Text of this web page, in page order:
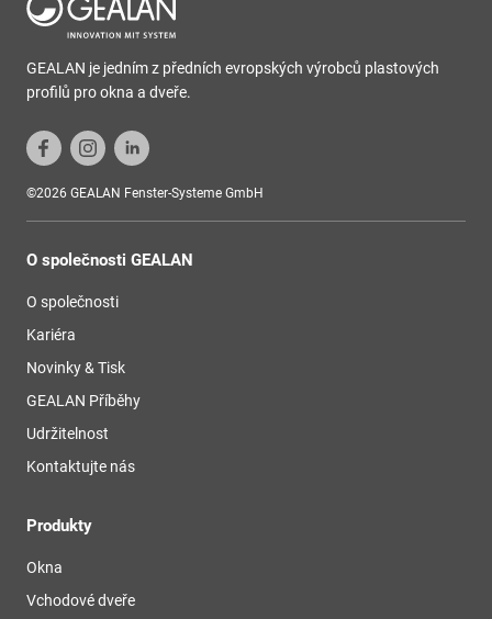
GEALAN je jedním z předních evropských výrobců plastových
profilů pro okna a dveře.
©2026 GEALAN Fenster-Systeme GmbH
O společnosti GEALAN
O společnosti
Kariéra
Novinky & Tisk
GEALAN Příběhy
Udržitelnost
Kontaktujte nás
Produkty
Okna
Vchodové dveře